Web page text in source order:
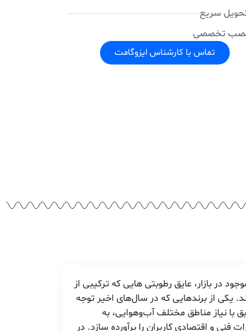
سریع
تخصصی
تماس با کارشناس ایزوگامت
در بازار، عایق رطوبتی هایی که ترکیبی از
یکی از برندهایی که در سال‌های اخیر توجه
با نیاز مناطق مختلف آب‌وهوایی، به
و اقتصادی کاربران را برآورده سازد. در